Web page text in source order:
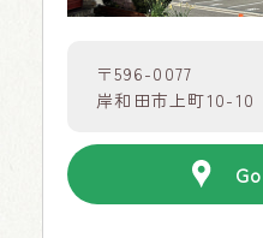
〒596-0077
岸和田市上町10-10